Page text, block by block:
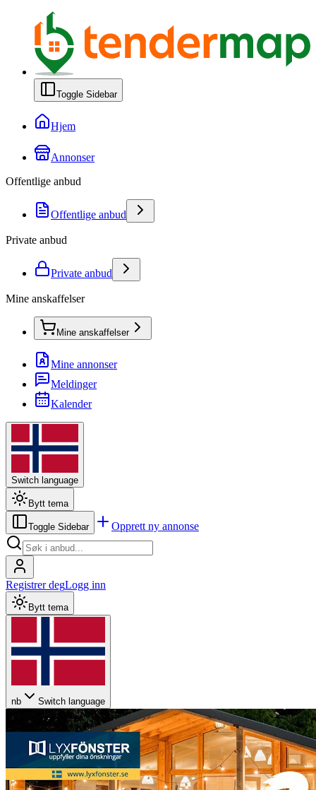
Toggle Sidebar
Hjem
Annonser
Offentlige anbud
Offentlige anbud
Private anbud
Private anbud
Mine anskaffelser
Mine anskaffelser
Mine annonser
Meldinger
Kalender
Switch language
Bytt tema
Toggle Sidebar Opprett ny annonse
Registrer degLogg inn
Bytt tema
nb Switch language